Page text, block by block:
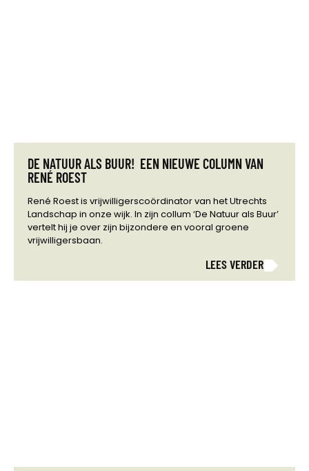
DE NATUUR ALS BUUR! EEN NIEUWE COLUMN VAN
RENÉ ROEST
René Roest is vrijwilligerscoördinator van het Utrechts
Landschap in onze wijk. In zijn collum ‘De Natuur als Buur’
vertelt hij je over zijn bijzondere en vooral groene
vrijwilligersbaan.
LEES VERDER